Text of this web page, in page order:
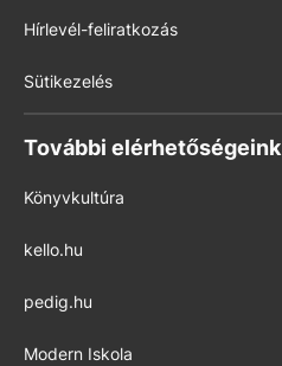
Hírlevél-feliratkozás
Sütikezelés
További elérhetőségeink
Könyvkultúra
kello.hu
pedig.hu
Modern Iskola